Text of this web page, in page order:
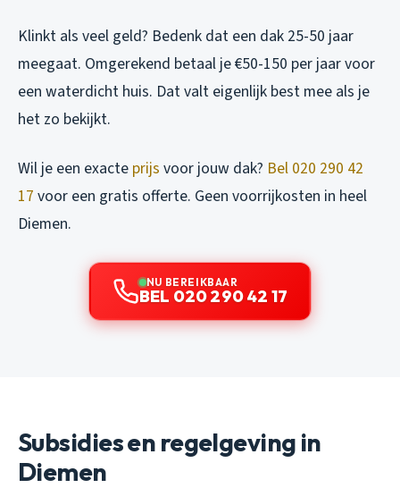
Klinkt als veel geld? Bedenk dat een dak 25-50 jaar
meegaat. Omgerekend betaal je €50-150 per jaar voor
een waterdicht huis. Dat valt eigenlijk best mee als je
het zo bekijkt.
Wil je een exacte prijs voor jouw dak? Bel 020 290 42
17 voor een gratis offerte. Geen voorrijkosten in heel
Diemen.
NU BEREIKBAAR
BEL 020 290 42 17
Subsidies en regelgeving in
Diemen